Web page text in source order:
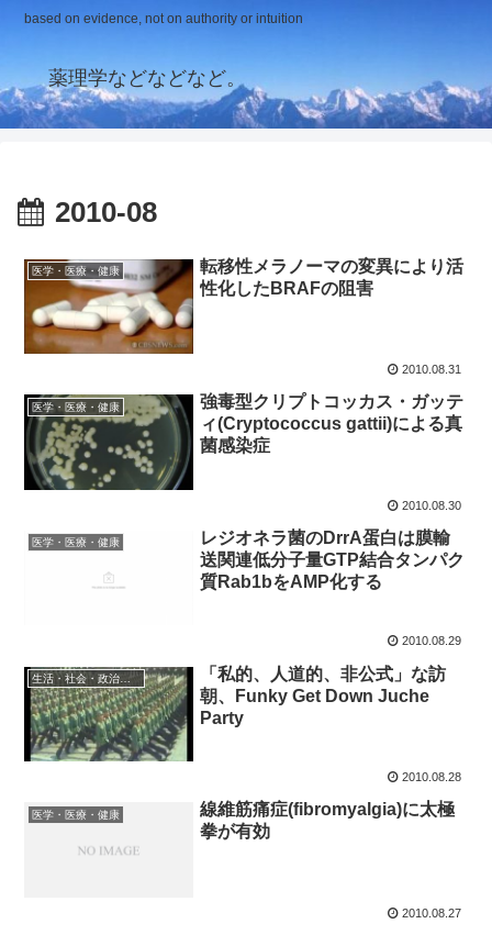
based on evidence, not on authority or intuition
薬理学などなどなど。
2010-08
医学・医療・健康
転移性メラノーマの変異により活
性化したBRAFの阻害
2010.08.31
医学・医療・健康
強毒型クリプトコッカス・ガッテ
ィ(Cryptococcus gattii)による真
菌感染症
2010.08.30
医学・医療・健康
レジオネラ菌のDrrA蛋白は膜輸
送関連低分子量GTP結合タンパク
質Rab1bをAMP化する
2010.08.29
生活・社会・政治・経済
「私的、人道的、非公式」な訪
朝、Funky Get Down Juche
Party
2010.08.28
医学・医療・健康
線維筋痛症(fibromyalgia)に太極
拳が有効
2010.08.27